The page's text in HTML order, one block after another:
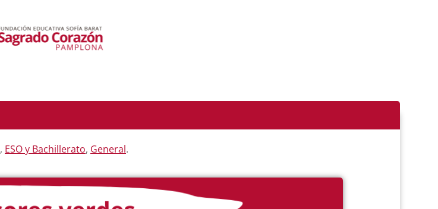
, ESO y Bachillerato, General.